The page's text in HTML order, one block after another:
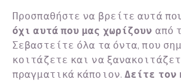
Προσπαθήστε να βρείτε αυτά
όχι αυτά που μας χωρίζουν από
Σεβαστείτε όλα τα όντα, που
κοιτάζετε και να
πραγματικά κάποιον. Δείτε τον